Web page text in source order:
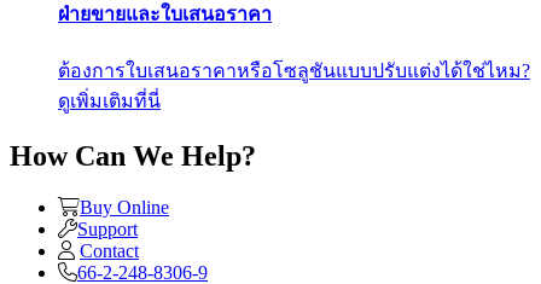
ฝ่ายขายและใบเสนอราคา
ต้องการใบเสนอราคาหรือโซลูชันแบบปรับแต่งได้ใช่ไหม?
ดูเพิ่มเติมที่นี่
How Can We Help?
Buy Online
Support
Contact
66-2-248-8306-9